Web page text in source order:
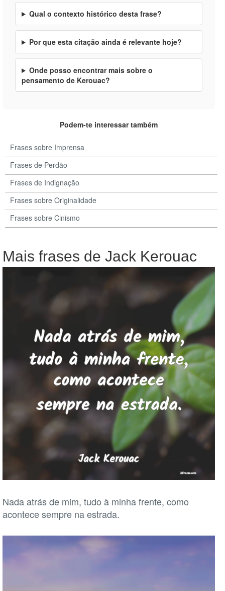
Qual o contexto histórico desta frase?
Por que esta citação ainda é relevante hoje?
Onde posso encontrar mais sobre o
pensamento de Kerouac?
Podem-te interessar também
Frases sobre Imprensa
Frases de Perdão
Frases de Indignação
Frases sobre Originalidade
Frases sobre Cinismo
Mais frases de Jack Kerouac
Nada atrás de mim, tudo à minha frente, como
acontece sempre na estrada.